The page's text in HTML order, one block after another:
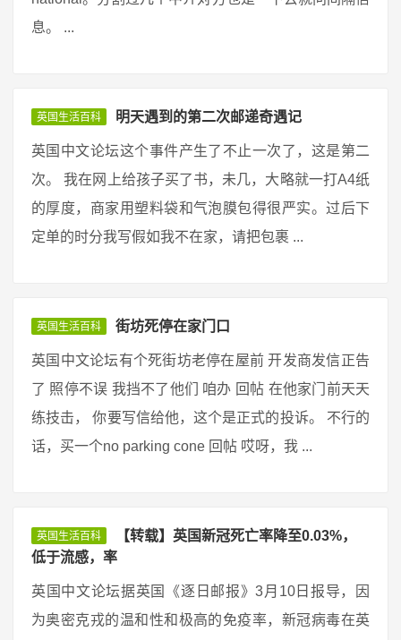
息。 ...
英国生活百科 明天遇到的第二次邮递奇遇记
英国中文论坛这个事件产生了不止一次了，这是第二
次。 我在网上给孩子买了书，未几，大略就一打A4纸
的厚度，商家用塑料袋和气泡膜包得很严实。过后下
定单的时分我写假如我不在家，请把包裹 ...
英国生活百科 街坊死停在家门口
英国中文论坛有个死街坊老停在屋前 开发商发信正告
了 照停不误 我挡不了他们 咱办 回帖 在他家门前天天
练技击， 你要写信给他，这个是正式的投诉。 不行的
话，买一个no parking cone 回帖 哎呀，我 ...
英国生活百科
【转载】英国新冠死亡率降至0.03%，
低于流感，率
英国中文论坛据英国《逐日邮报》3月10日报导，因
为奥密克戎的温和性和极高的免疫率，新冠病毒在英